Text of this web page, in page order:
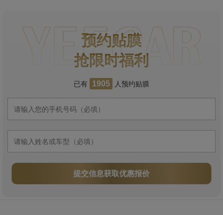
预约贴膜
抢限时福利
已有 1905 人预约贴膜
提交信息获取优惠报价